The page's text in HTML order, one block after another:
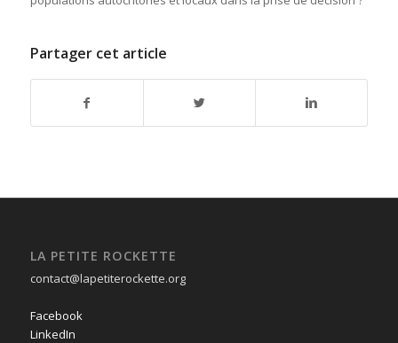
Partager cet article
LA PETITE ROCKETTE
contact@lapetiterockette.org
Facebook
LinkedIn